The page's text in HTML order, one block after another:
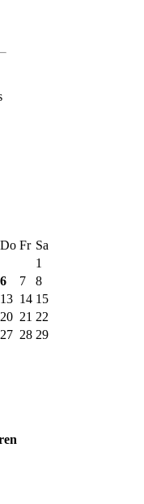
Do Fr Sa
1
6
7
8
13 14 15
20 21 22
27 28 29